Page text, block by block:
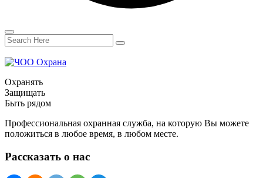
Охранять
Защищать
Быть рядом
Профессиональная охранная служба, на которую Вы можете
положиться в любое время, в любом месте.
Рассказать о нас